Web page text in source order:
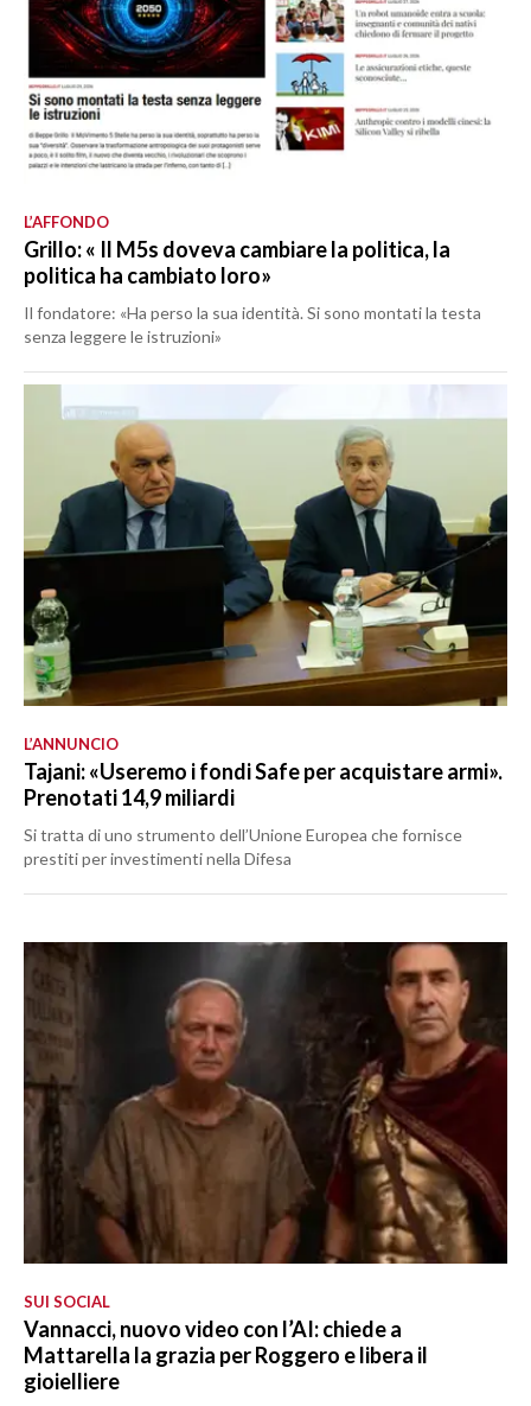
L’AFFONDO
Grillo: « Il M5s doveva cambiare la politica, la
politica ha cambiato loro»
Il fondatore: «Ha perso la sua identità. Si sono montati la testa
senza leggere le istruzioni»
L’ANNUNCIO
Tajani: «Useremo i fondi Safe per acquistare armi».
Prenotati 14,9 miliardi
Si tratta di uno strumento dell’Unione Europea che fornisce
prestiti per investimenti nella Difesa
SUI SOCIAL
Vannacci, nuovo video con l’AI: chiede a
Mattarella la grazia per Roggero e libera il
gioielliere